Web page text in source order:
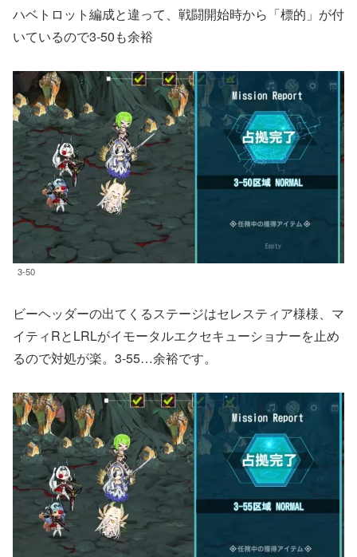
ハベトロット編成と違って、戦闘開始時から「標的」が付
いているので3-50も余裕
3-50
ビーヘッダーの出てくるステージはセレスティア様様、マ
イティRとLRLがイモータルエクセキューショナーを止め
るので対処が楽。3-55…余裕です。